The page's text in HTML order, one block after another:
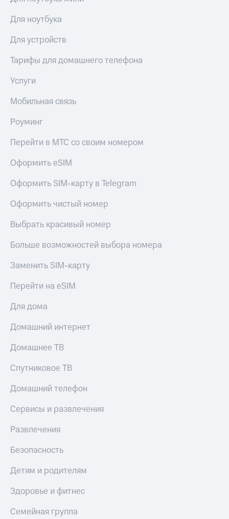
Для ноутбука
Для устройств
Тарифы для домашнего телефона
Услуги
Мобильная связь
Роуминг
Перейти в МТС со своим номером
Оформить eSIM
Оформить SIM-карту в Telegram
Оформить чистый номер
Выбрать красивый номер
Больше возможностей выбора номера
Заменить SIM-карту
Перейти на eSIM
Для дома
Домашний интернет
Домашнее ТВ
Спутниковое ТВ
Домашний телефон
Сервисы и развлечения
Развлечения
Безопасность
Детям и родителям
Здоровье и фитнес
Семейная группа